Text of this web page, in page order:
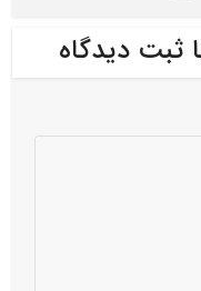
ثبت دیدگاه